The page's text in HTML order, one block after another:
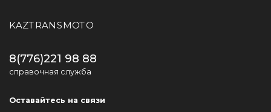
KAZTRANSMOTO
8(776)221 98 88
справочная служба
Оставайтесь на связи